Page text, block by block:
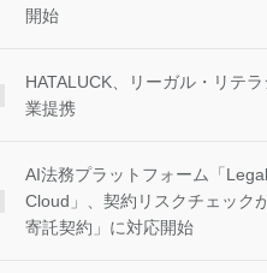
開始
HATALUCK、リーガル・リテ
業提携
AI法務プラットフォーム「
Cloud」、契約リスクチェック
寄託契約」に対応開始